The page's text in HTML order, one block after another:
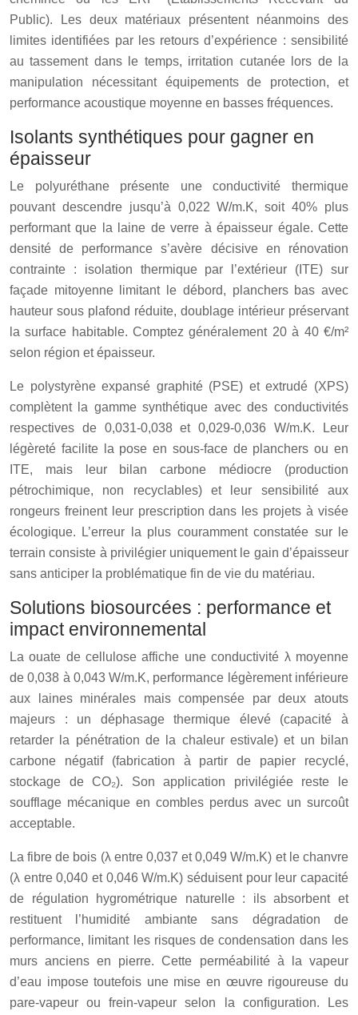
Public). Les deux matériaux présentent néanmoins des
limites identifiées par les retours d’expérience : sensibilité
au tassement dans le temps, irritation cutanée lors de la
manipulation nécessitant équipements de protection, et
performance acoustique moyenne en basses fréquences.
Isolants synthétiques pour gagner en
épaisseur
Le polyuréthane présente une conductivité thermique
pouvant descendre jusqu’à 0,022 W/m.K, soit 40% plus
performant que la laine de verre à épaisseur égale. Cette
densité de performance s’avère décisive en rénovation
contrainte : isolation thermique par l’extérieur (ITE) sur
façade mitoyenne limitant le débord, planchers bas avec
hauteur sous plafond réduite, doublage intérieur préservant
la surface habitable. Comptez généralement 20 à 40 €/m²
selon région et épaisseur.
Le polystyrène expansé graphité (PSE) et extrudé (XPS)
complètent la gamme synthétique avec des conductivités
respectives de 0,031-0,038 et 0,029-0,036 W/m.K. Leur
légèreté facilite la pose en sous-face de planchers ou en
ITE, mais leur bilan carbone médiocre (production
pétrochimique, non recyclables) et leur sensibilité aux
rongeurs freinent leur prescription dans les projets à visée
écologique. L’erreur la plus couramment constatée sur le
terrain consiste à privilégier uniquement le gain d’épaisseur
sans anticiper la problématique fin de vie du matériau.
Solutions biosourcées : performance et
impact environnemental
La ouate de cellulose affiche une conductivité λ moyenne
de 0,038 à 0,043 W/m.K, performance légèrement inférieure
aux laines minérales mais compensée par deux atouts
majeurs : un déphasage thermique élevé (capacité à
retarder la pénétration de la chaleur estivale) et un bilan
carbone négatif (fabrication à partir de papier recyclé,
stockage de CO₂). Son application privilégiée reste le
soufflage mécanique en combles perdus avec un surcoût
acceptable.
La fibre de bois (λ entre 0,037 et 0,049 W/m.K) et le chanvre
(λ entre 0,040 et 0,046 W/m.K) séduisent pour leur capacité
de régulation hygrométrique naturelle : ils absorbent et
restituent l’humidité ambiante sans dégradation de
performance, limitant les risques de condensation dans les
murs anciens en pierre. Cette perméabilité à la vapeur
d’eau impose toutefois une mise en œuvre rigoureuse du
pare-vapeur ou frein-vapeur selon la configuration. Les